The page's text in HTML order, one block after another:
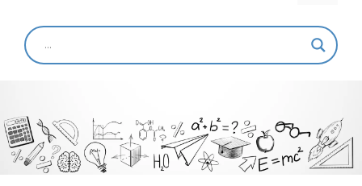
Kapuvári Térségi
Általános Iskola
GIPSZKARTONVÁLASZFAL LÉPÉSRŐL-